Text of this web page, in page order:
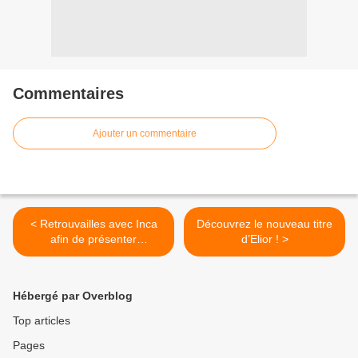
Commentaires
Ajouter un commentaire
< Retrouvailles avec Inca
afin de présenter
Siddhartha L’Opéra Rock !
Découvrez le nouveau titre
d’Elior ! >
Hébergé par Overblog
Top articles
Pages